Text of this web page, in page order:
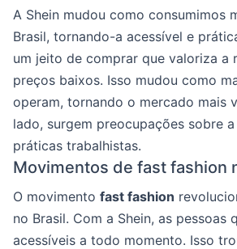
A Shein mudou como consumimos
Brasil, tornando-a acessível e
um jeito de comprar que valoriza a
preços baixos. Isso mudou como
operam, tornando o mercado mais
lado, surgem preocupações sobre
práticas trabalhistas.
Movimentos de fast fashion
O movimento fast fashion
no Brasil. Com a Shein, as pessoas
acessíveis a todo momento. Isso